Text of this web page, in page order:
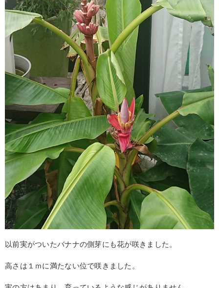
以前実がついたバナナの側芽にも花が咲きました。
高さは１ｍに満たない位で咲きました。